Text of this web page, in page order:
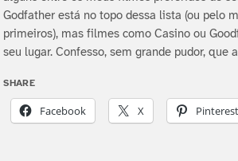
Godfather está no topo dessa lista (ou pelo
primeiros), mas filmes como Casino ou
seu lugar. Confesso, sem grande pudor, que
SHARE
Facebook X Pinterest